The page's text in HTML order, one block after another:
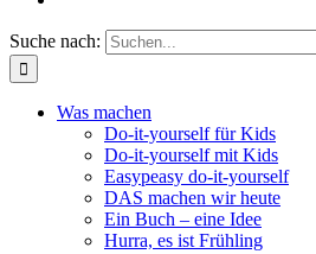
Suche nach:
Was machen
Do-it-yourself für Kids
Do-it-yourself mit Kids
Easypeasy do-it-yourself
DAS machen wir heute
Ein Buch – eine Idee
Hurra, es ist Frühling